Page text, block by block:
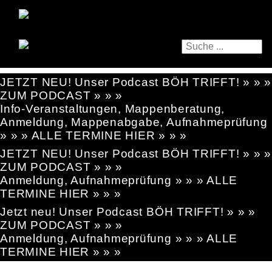
JETZT NEU! Unser Podcast BÖH TRIFFT! » » »
ZUM PODCAST » » »
Info-Veranstaltungen, Mappenberatung,
Anmeldung, Mappenabgabe, Aufnahmeprüfung
» » » ALLE TERMINE HIER » » »
JETZT NEU! Unser Podcast BÖH TRIFFT! » » »
ZUM PODCAST » » »
Anmeldung, Aufnahmeprüfung » » » ALLE
TERMINE HIER » » »
Jetzt neu! Unser Podcast BÖH TRIFFT! » » »
ZUM PODCAST » » »
Anmeldung, Aufnahmeprüfung » » » ALLE
TERMINE HIER » » »